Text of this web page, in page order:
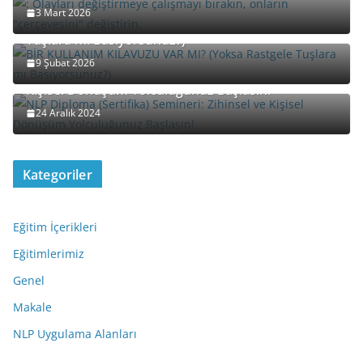
3 Mart 2026
BİR KULLANIM KILAVUZU VAR MI? (Yoksa Rastgele
Tuşlara mı Basıyorsunuz?)
9 Şubat 2026
NLP Diploma (Sertifika) Semineri: Zihinsel ve
Kişisel Dönüşüm Yolculuğunuz Başlasın!
24 Aralık 2024
Kategoriler
Eğitim İçerikleri
Eğitimlerimiz
Genel
Makale
NLP Uygulama Alanları